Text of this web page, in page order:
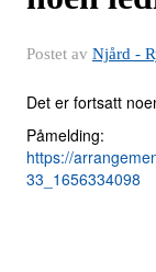
Postet av Njård -
Det er fortsatt
Påmelding:
https://
33_1656334098